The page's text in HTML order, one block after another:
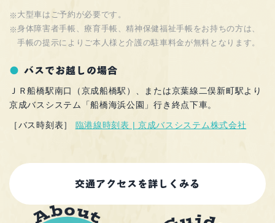
大型車はご予約が必要です。
身体障害者手帳、療育手帳、精神保健福祉手帳をお持ちの方は、
手帳の提示によりご本人様と介護の駐車料金が無料となります。
バスでお越しの場合
ＪＲ船橋駅南口（京成船橋駅）、または京葉線二俣新町駅より
京成バスシステム「船橋海浜公園」行き終点下車。
［バス時刻表］ 臨港線時刻表 | 京成バスシステム株式会社
交通アクセスを詳しくみる